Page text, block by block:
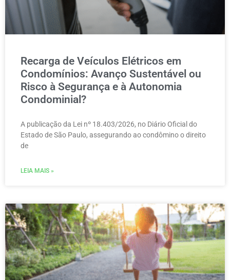
Recarga de Veículos Elétricos em
Condomínios: Avanço Sustentável ou
Risco à Segurança e à Autonomia
Condominial?
A publicação da Lei nº 18.403/2026, no Diário Oficial do
Estado de São Paulo, assegurando ao condômino o direito
de
LEIA MAIS »